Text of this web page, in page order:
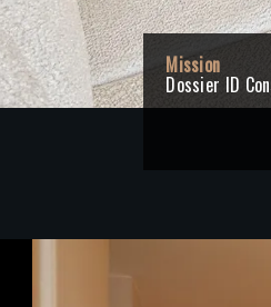
Mission
Dossier ID